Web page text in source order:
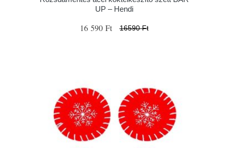
UP – Hendi
16 590 Ft 16590 Ft